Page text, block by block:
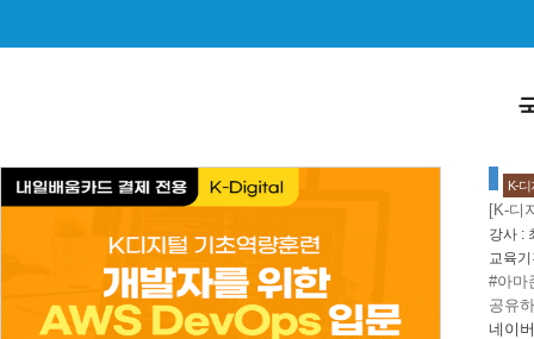
K-
[K-디
강사 :
교육
#아마
공유
네이